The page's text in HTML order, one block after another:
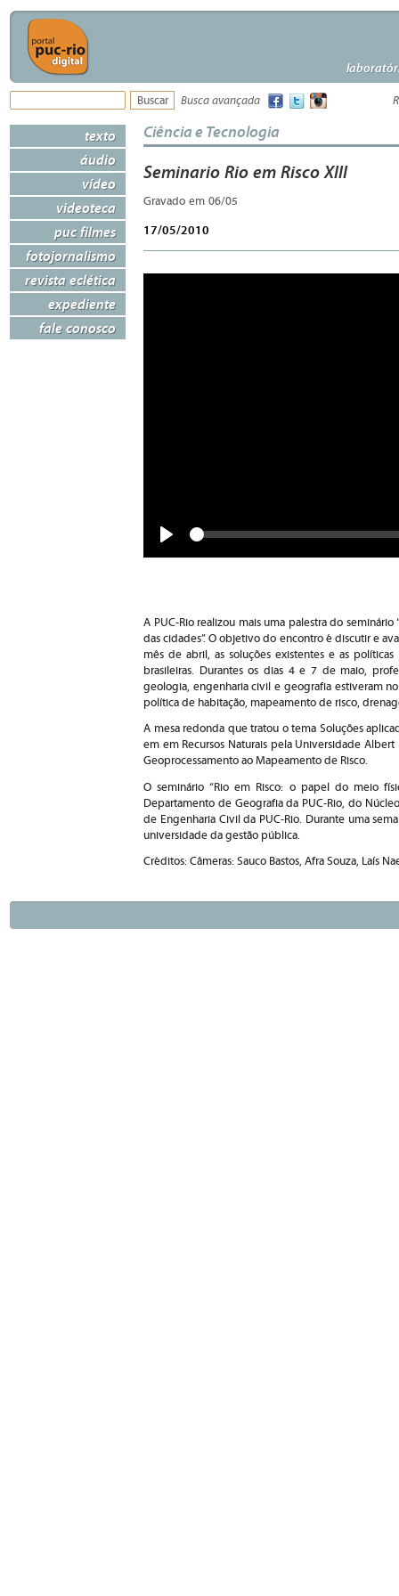
Busca avançada
texto
áudio
vídeo
videoteca
puc filmes
fotojornalismo
revista eclética
expediente
fale conosco
Ciência e Tecnologia
Seminario Rio em Risco XIII
Gravado em 06/05
17/05/2010
Seek
A PUC-Rio realizou mais uma palestra do
das cidades”. O objetivo do encontro é discutir e
mês de abril, as soluções existentes e as
brasileiras. Durantes os dias 4 e 7 de maio,
geologia, engenharia civil e geografia estiveram
política de habitação, mapeamento de risco,
A mesa redonda que tratou o tema Soluções
em em Recursos Naturais pela Universidade
Geoprocessamento ao Mapeamento de Risco.
O seminário “Rio em Risco: o papel do meio
Departamento de Geografia da PUC-Rio, do
de Engenharia Civil da PUC-Rio. Durante uma
universidade da gestão pública.
Créditos: Câmeras: Sauco Bastos, Afra Souza, Laís